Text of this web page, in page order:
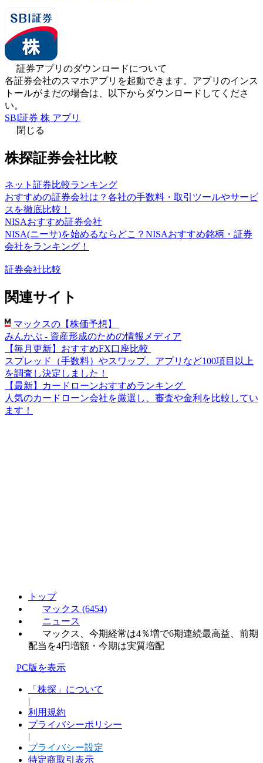
証券アプリのダウンロードについて
各証券会社のスマホアプリを起動できます。アプリのインス
トールがまだの場合は、以下からダウンロードしてくださ
い。
SBI証券 株 アプリ
閉じる
株探証券会社比較
ネット証券比較ランキング
おすすめの証券会社は？各社の手数料・取引ツールやサービ
スを徹底比較！
NISAおすすめ証券会社
NISA(ニーサ)を始めるならどこ？NISAおすすめ銘柄・証券
会社をランキング！
証券会社比較
関連サイト
マックスの【株価予想】
みんかぶ - 資産形成のための情報メディア
【毎月更新】おすすめFX口座比較
スプレッド（手数料）やスワップ、アプリなど100項目以上
を調査し決定しました！
【最新】カードローンおすすめランキング
人気のカードローン会社を厳選し、審査や金利を比較してい
ます！
トップ
マックス (6454)
ニュース
マックス、今期経常は4％増で6期連続最高益、前期
配当を4円増額・今期は実質増配
PC版を表示
「株探」について
|
利用規約
プライバシーポリシー
|
プライバシー設定
特定商取引表示